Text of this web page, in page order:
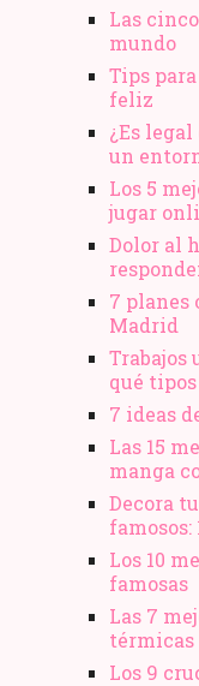
Las
mundo
Tips
feliz
¿Es
un
Los 5
jugar
Dolor al
7 planes
Madrid
Trabajos
qué
7 ideas
Las 15
manga
Decora
Los 10
famosas
Las 7
térmicas
Los 9